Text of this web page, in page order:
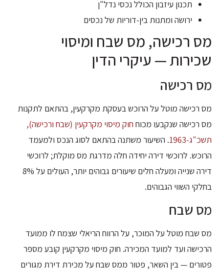
תכנון עיזבון הכולל נכסי נדל"ן
ירושה ומתנות בין-דוריות של נכסים
מס רכישה, מס שבח ומיסוי
שכירות — עיקרי הדין
מס רכישה
מס רכישה מוטל על הרוכש בעסקת מקרקעין, בהתאם לתקנות
מס רכישה שנקבעו מכוח חוק מיסוי מקרקעין (שבח ורכישה),
תשכ"ג-1963
. השיעור משתנה בהתאם לסוג הנכס ולמעמד
הרוכש. לרוכשי דירה יחידה חלה מדרגת מס מוקלת; לרוכשי
דירה שנייה ומעלה חלים שיעורים גבוהים יותר, העולים על 8%
בחלקי השווי הגבוהים.
מס שבח
מס שבח מוטל על המוכר, על הרווח הריאלי שצמח לו ממועד
הרכישה ועד למועד המכירה. חוק מיסוי מקרקעין קובע מספר
פטורים — בין השאר, פטור ממס שבח על מכירת דירת מגורים